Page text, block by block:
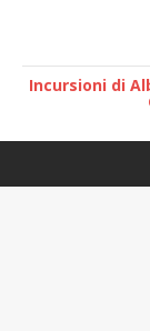
Incursioni di